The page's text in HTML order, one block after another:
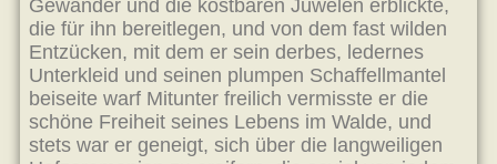
Gewänder und die kostbaren Juwelen erblickte,
die für ihn bereitlegen, und von dem fast wilden
Entzücken, mit dem er sein derbes, ledernes
Unterkleid und seinen plumpen Schaffellmantel
beiseite warf Mitunter freilich vermisste er die
schöne Freiheit seines Lebens im Walde, und
stets war er geneigt, sich über die langweiligen